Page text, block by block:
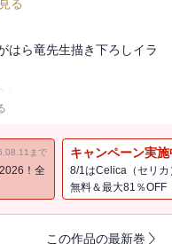
る
はら竜先生描き下ろしイラ
愛ファンタジー!!
まで
！全
キャンペーン実施
8/1はCelica（セリ
無料＆最大81％OFF
この作品の最新巻